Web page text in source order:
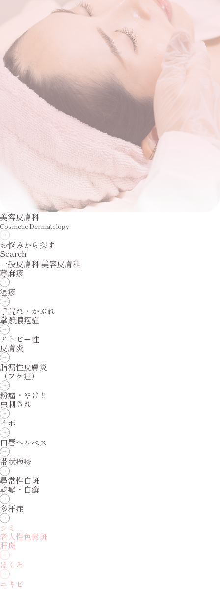
美容皮膚科
Cosmetic Dermatology
お悩みから探す
Search
一般皮膚科美容皮膚科
蕁麻疹
湿疹
手荒れ・かぶれ
掌蹠膿疱症
アトピー性
皮膚炎
脂漏性皮膚炎
（フケ症）
粉瘤・やけど
虫刺され
イボ
口唇ヘルペス
帯状疱疹
尋常性白斑
乾癬・白癬
多汗症
シミ
老人性色素斑
肝斑
ほくろ
ニキビ